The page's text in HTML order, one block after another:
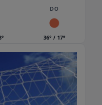
sind unsere Paella
Zubereitung
Gasbrenner aus
das Kochen zum
Ihre Liebsten mit
Besuchen
DO
36° / 17°